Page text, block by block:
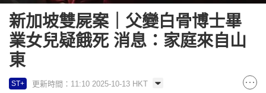
新加坡雙屍案｜父變白骨博士畢
業女兒疑餓死 消息：家庭來自山
東
ST+ 更新時間：11:10 2025-10-13 HKT